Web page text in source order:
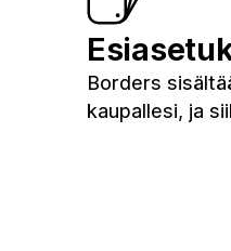
Borders
kaupallesi, ja